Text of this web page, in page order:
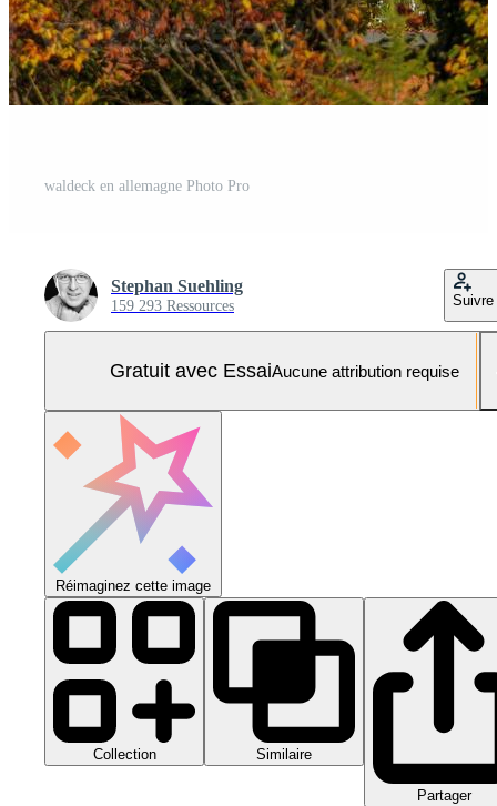
waldeck en allemagne Photo Pro
Stephan Suehling
159 293 Ressources Suivre
Gratuit avec EssaiAucune attribution requise
Réimaginez cette image
Collection Similaire
Partager